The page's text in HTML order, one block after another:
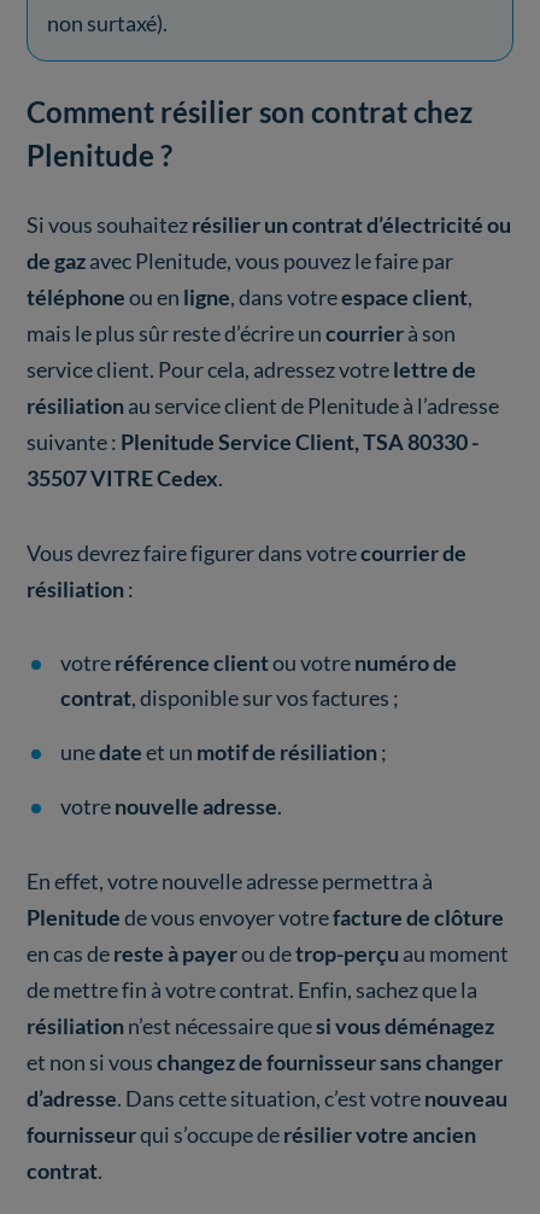
non surtaxé).
Comment résilier son contrat chez
Plenitude ?
Si vous souhaitezrésilier un contrat d’électricité ou
de gazavec Plenitude, vous pouvez le faire par
téléphoneou en ligne, dans votreespace client,
mais le plus sûr reste d’écrire uncourrierà son
service client. Pour cela, adressez votrelettre de
résiliationau service client de Plenitude à l’adresse
suivante : Plenitude Service Client, TSA 80330 -
35507 VITRE Cedex.
Vous devrez faire figurer dans votrecourrier de
résiliation:
votreréférence clientou votrenuméro de
contrat, disponible sur vos factures ;
unedateet un motif de résiliation;
votrenouvelle adresse.
En effet, votre nouvelle adresse permettra à
Plenitudede vous envoyer votrefacturede clôture
en cas dereste à payerou detrop-perçu au moment
de mettre fin à votre contrat. Enfin, sachez que la
résiliationn’est nécessaire quesi vous déménagez
et non si vouschangez de fournisseur sans changer
d’adresse. Dans cette situation, c’est votrenouveau
fournisseurqui s’occupe derésilier votre ancien
contrat.